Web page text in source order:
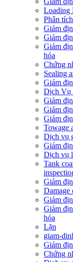
Loading
Phân
​Giám
Giám
​Giám
hóa
Chứng
Sealing
Giám
Dịch Vụ
Giám
Giám
Giám
Towage
Dịch vụ
Giám
Dịch vụ
Tank
Giám
Damage
Giám
Giám
hóa
Lặn
giam-
Giám
Chứng